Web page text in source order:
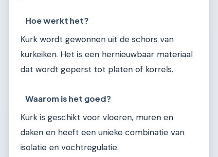
Hoe werkt het?
Kurk wordt gewonnen uit de schors van
kurkeiken. Het is een hernieuwbaar materiaal
dat wordt geperst tot platen of korrels.
Waarom is het goed?
Kurk is geschikt voor vloeren, muren en
daken en heeft een unieke combinatie van
isolatie en vochtregulatie.